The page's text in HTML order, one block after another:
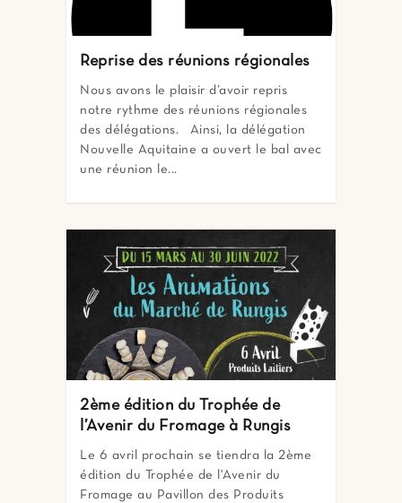
Reprise des réunions régionales
Nous avons le plaisir d’avoir repris
notre rythme des réunions régionales
des délégations. Ainsi, la délégation
Nouvelle Aquitaine a ouvert le bal avec
une réunion le...
2ème édition du Trophée de
l’Avenir du Fromage à Rungis
Le 6 avril prochain se tiendra la 2ème
édition du Trophée de l'Avenir du
Fromage au Pavillon des Produits